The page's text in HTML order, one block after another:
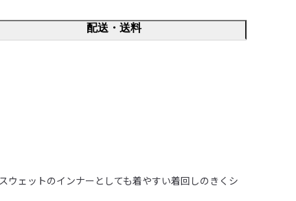
配送・送料
ウェットのインナーとしても着やすい着回しのきくシ